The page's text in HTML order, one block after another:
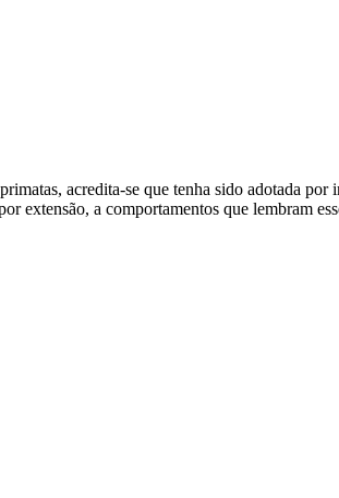
acredita-se que tenha sido adotada
extensão, a comportamentos que lembram